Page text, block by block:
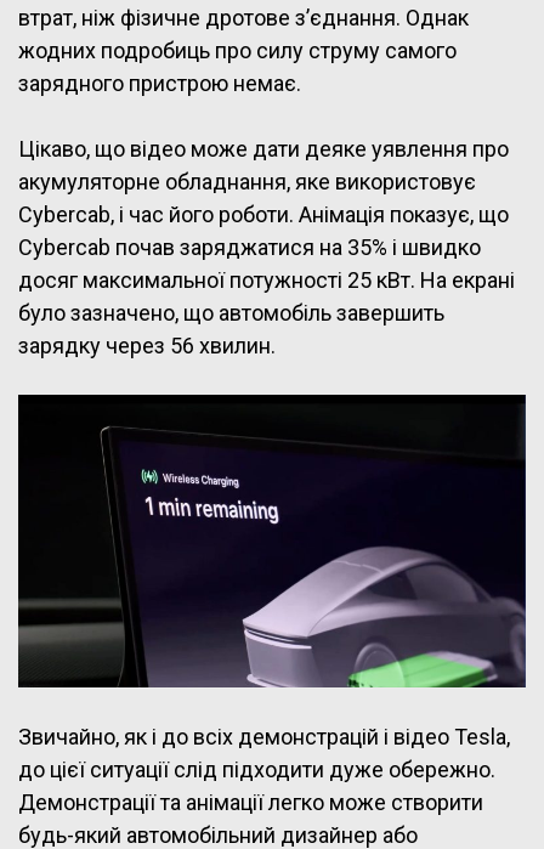
втрат, ніж фізичне дротове з’єднання. Однак
жодних подробиць про силу струму самого
зарядного пристрою немає.
Цікаво, що відео може дати деяке уявлення про
акумуляторне обладнання, яке використовує
Cybercab, і час його роботи. Анімація показує, що
Cybercab почав заряджатися на 35% і швидко
досяг максимальної потужності 25 кВт. На екрані
було зазначено, що автомобіль завершить
зарядку через 56 хвилин.
Звичайно, як і до всіх демонстрацій і відео Tesla,
до цієї ситуації слід підходити дуже обережно.
Демонстрації та анімації легко може створити
будь-який автомобільний дизайнер або